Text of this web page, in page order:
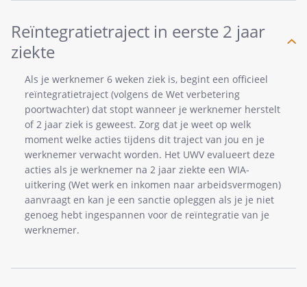
Reïntegratietraject in eerste 2 jaar
ziekte
Als je werknemer 6 weken ziek is, begint een officieel
reïntegratietraject (volgens de Wet verbetering
poortwachter) dat stopt wanneer je werknemer herstelt
of 2 jaar ziek is geweest. Zorg dat je weet op welk
moment welke acties tijdens dit traject van jou en je
werknemer verwacht worden. Het UWV evalueert deze
acties als je werknemer na 2 jaar ziekte een WIA-
uitkering (Wet werk en inkomen naar arbeidsvermogen)
aanvraagt en kan je een sanctie opleggen als je je niet
genoeg hebt ingespannen voor de reïntegratie van je
werknemer.